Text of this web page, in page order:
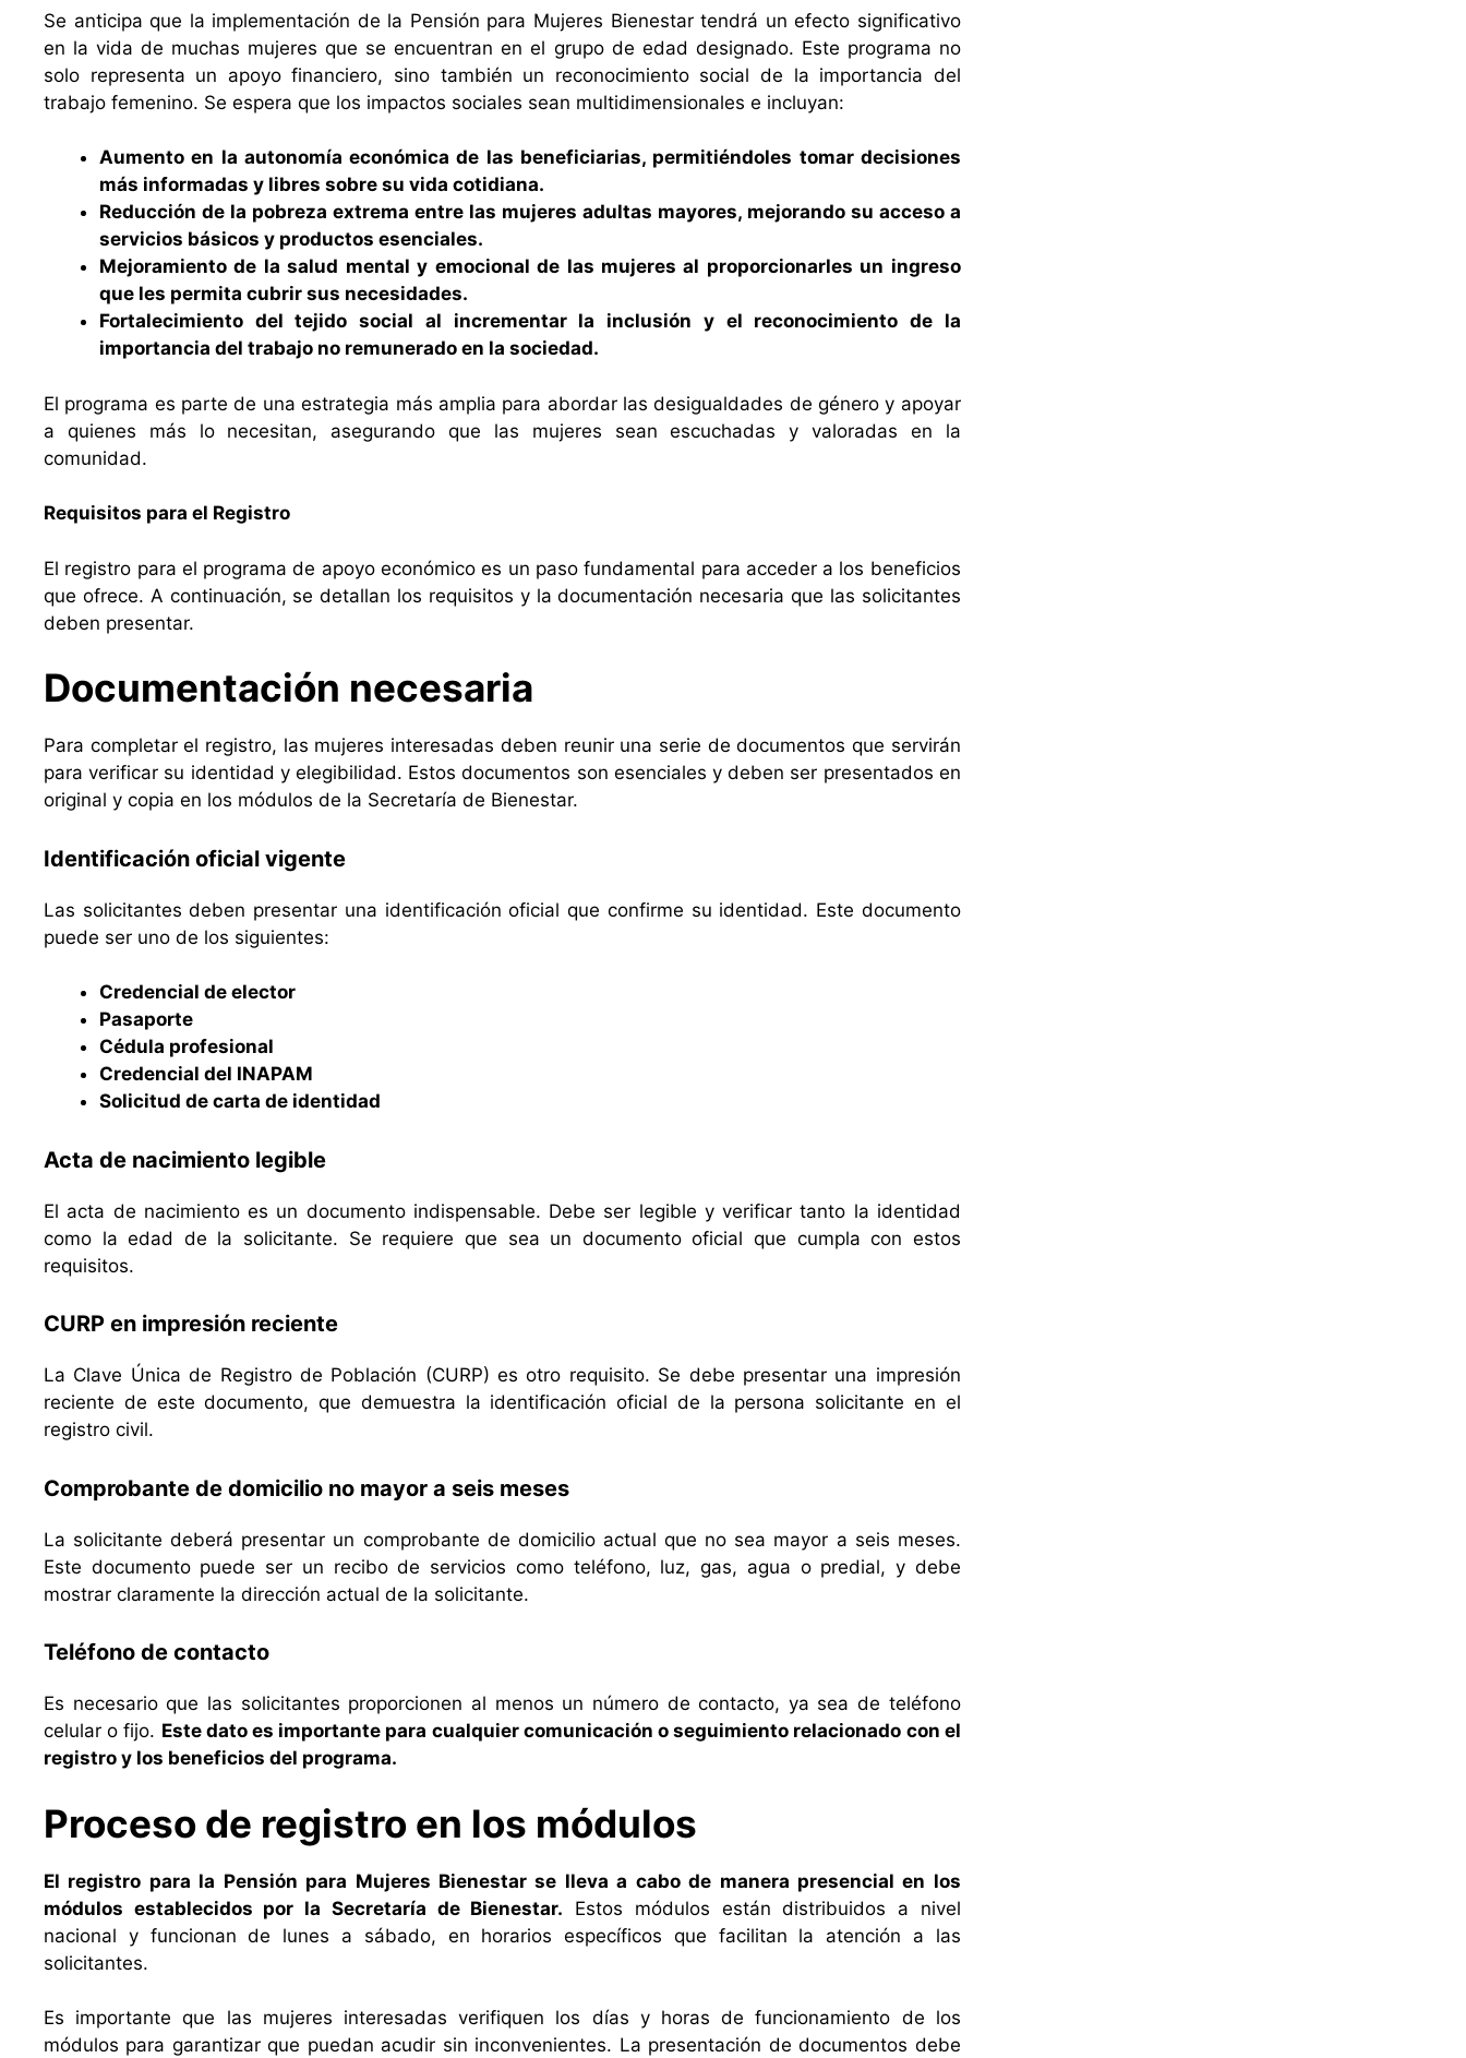
Se anticipa que la implementación de la Pensión para Mujeres Bienestar tendrá un efecto significativo
en la vida de muchas mujeres que se encuentran en el grupo de edad designado. Este programa no
solo representa un apoyo financiero, sino también un reconocimiento social de la importancia del
trabajo femenino. Se espera que los impactos sociales sean multidimensionales e incluyan:
Aumento en la autonomía económica de las beneficiarias, permitiéndoles tomar decisiones
más informadas y libres sobre su vida cotidiana.
Reducción de la pobreza extrema entre las mujeres adultas mayores, mejorando su acceso a
servicios básicos y productos esenciales.
Mejoramiento de la salud mental y emocional de las mujeres al proporcionarles un ingreso
que les permita cubrir sus necesidades.
Fortalecimiento del tejido social al incrementar la inclusión y el reconocimiento de la
importancia del trabajo no remunerado en la sociedad.
El programa es parte de una estrategia más amplia para abordar las desigualdades de género y apoyar
a quienes más lo necesitan, asegurando que las mujeres sean escuchadas y valoradas en la
comunidad.
Requisitos para el Registro
El registro para el programa de apoyo económico es un paso fundamental para acceder a los beneficios
que ofrece. A continuación, se detallan los requisitos y la documentación necesaria que las solicitantes
deben presentar.
Documentación necesaria
Para completar el registro, las mujeres interesadas deben reunir una serie de documentos que servirán
para verificar su identidad y elegibilidad. Estos documentos son esenciales y deben ser presentados en
original y copia en los módulos de la Secretaría de Bienestar.
Identificación oficial vigente
Las solicitantes deben presentar una identificación oficial que confirme su identidad. Este documento
puede ser uno de los siguientes:
Credencial de elector
Pasaporte
Cédula profesional
Credencial del INAPAM
Solicitud de carta de identidad
Acta de nacimiento legible
El acta de nacimiento es un documento indispensable. Debe ser legible y verificar tanto la identidad
como la edad de la solicitante. Se requiere que sea un documento oficial que cumpla con estos
requisitos.
CURP en impresión reciente
La Clave Única de Registro de Población (CURP) es otro requisito. Se debe presentar una impresión
reciente de este documento, que demuestra la identificación oficial de la persona solicitante en el
registro civil.
Comprobante de domicilio no mayor a seis meses
La solicitante deberá presentar un comprobante de domicilio actual que no sea mayor a seis meses.
Este documento puede ser un recibo de servicios como teléfono, luz, gas, agua o predial, y debe
mostrar claramente la dirección actual de la solicitante.
Teléfono de contacto
Es necesario que las solicitantes proporcionen al menos un número de contacto, ya sea de teléfono
celular o fijo. Este dato es importante para cualquier comunicación o seguimiento relacionado con el
registro y los beneficios del programa.
Proceso de registro en los módulos
El registro para la Pensión para Mujeres Bienestar se lleva a cabo de manera presencial en los
módulos establecidos por la Secretaría de Bienestar. Estos módulos están distribuidos a nivel
nacional y funcionan de lunes a sábado, en horarios específicos que facilitan la atención a las
solicitantes.
Es importante que las mujeres interesadas verifiquen los días y horas de funcionamiento de los
módulos para garantizar que puedan acudir sin inconvenientes. La presentación de documentos debe